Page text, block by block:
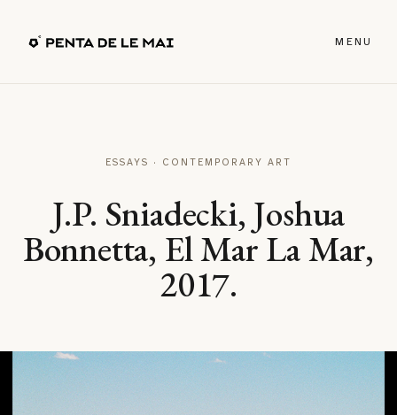
MENU
ESSAYS · CONTEMPORARY ART
J.P. Sniadecki, Joshua
Bonnetta, El Mar La Mar,
2017.